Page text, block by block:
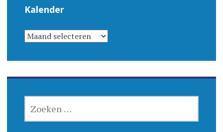
Kalender
KALENDER
NAAR: